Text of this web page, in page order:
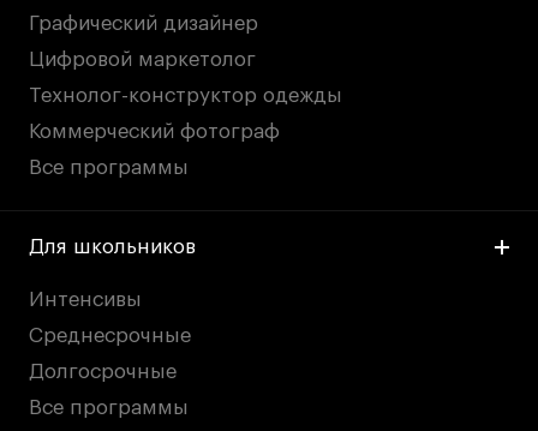
Графический дизайнер
Цифровой маркетолог
Технолог-конструктор одежды
Коммерческий фотограф
Все программы
Для школьников
Интенсивы
Среднесрочные
Долгосрочные
Все программы